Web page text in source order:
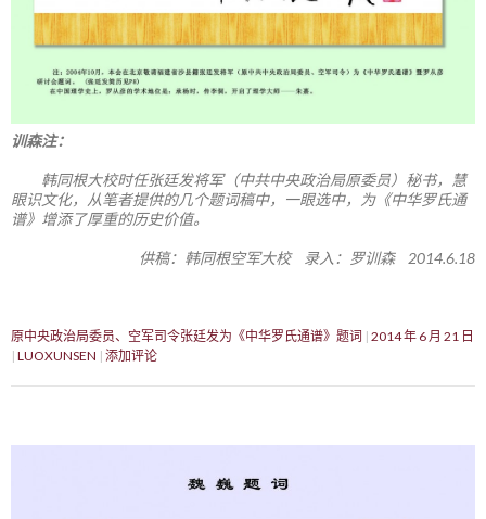
训森注：
韩同根大校时任张廷发将军（中共中央政治局原委员）秘书，慧
眼识文化，从笔者提供的几个题词稿中，一眼选中，为《中华罗氏通
谱》增添了厚重的历史价值。
供稿：韩同根空军大校 录入：罗训森 2014.6.18
原中央政治局委员、空军司令张廷发为《中华罗氏通谱》题词 2014 年 6 月 21 日
LUOXUNSEN 添加评论